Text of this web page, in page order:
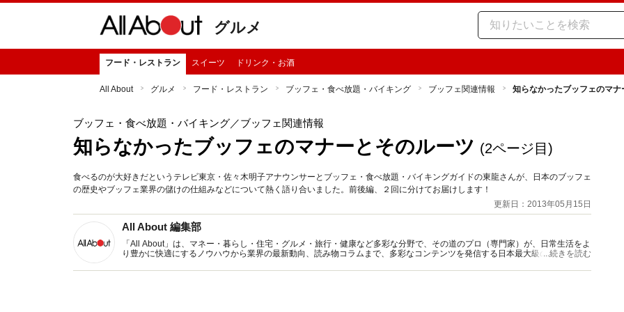
グルメ
フード・レストラン スイーツ ドリンク・お酒
All About グルメ フード・レストラン ブッフェ・食べ放題・バイキング ブッフェ関連情報 知らなかったブッフェのマナ
ブッフェ・食べ放題・バイキング／ブッフェ関連情報
知らなかったブッフェのマナーとそのルーツ (2ページ目)
食べるのが大好きだというテレビ東京・佐々木明子アナウンサーとブッフェ・食べ放題・バイキングガイドの東龍さんが、日本のブッフェ
の歴史やブッフェ業界の儲けの仕組みなどについて熱く語り合いました。前後編、２回に分けてお届けします！
更新日：2013年05月15日
All About 編集部
「All About」は、マネー・暮らし・住宅・グルメ・旅行・健康など多彩な分野で、その道のプロ（専門家）が、日常生活をよ
り豊かに快適にするノウハウから業界の最新動向、読み物コラムまで、多彩なコンテンツを発信する日本最大級の総合情報サ
...続きを読む